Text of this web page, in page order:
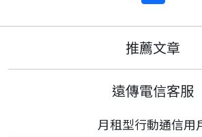
推薦文章
遠傳電信客服
月租型行動通信用